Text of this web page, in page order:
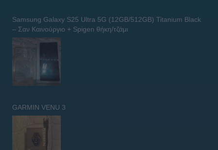
Samsung Galaxy S25 Ultra 5G (12GB/512GB) Titanium Black
– Σαν Καινούργιο + Spigen θήκη/τζάμι
GARMIN VENU 3